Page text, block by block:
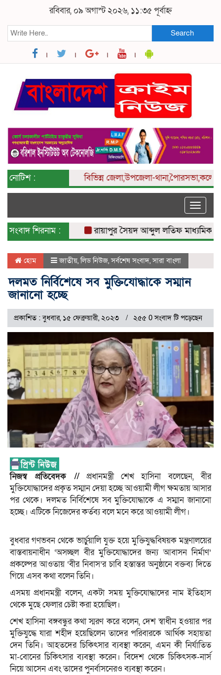
রবিবার, ০৯ অগাস্ট ২০২৬, ১১:৩৫ পূর্বাহ্ন
Search
নোটিশ : বিভিন্নজেলা,উপজেলা-থানা,পৈারসভা,কলেজ ও
Toggle
সংবাদ শিরনাম :
রায়াপুর সৈয়দ আব্দুল লতিফ মাধ্যমিক
হোম জাতীয়,লিড নিউজ,সর্বশেষ সংবাদ,সারা বাংলা
দলমত নির্বিশেষে সব মুক্তিযোদ্ধাকে সম্মান
জানানো হচ্ছে
প্রকাশিত : বুধবার, ১৫ ফেব্রুয়ারী, ২০২৩ ২৫৫ 0 সংবাদ টি পড়েছেন
নিজস্ব প্রতিবেদক //প্রধানমন্ত্রী শেখ হাসিনা বলেছেন, বীর
মুক্তিযোদ্ধাদের প্রকৃত সম্মান দেয়া হচ্ছে আওয়ামী লীগ ক্ষমতায় আসার
পর থেকে। দলমত নির্বিশেষে সব মুক্তিযোদ্ধাকে এ সম্মান জানানো
হচ্ছে। এটিকে নিজেদের কর্তব্য বলে মনে করে আওয়ামী লীগ।
বুধবার গণভবন থেকে ভার্চুয়ালি যুক্ত হয়ে মুক্তিযুদ্ধবিষয়ক মন্ত্রণালয়ের
বাস্তবায়নাধীন ‘অসচ্ছল বীর মুক্তিযোদ্ধাদের জন্য আবাসন নির্মাণ’
প্রকল্পের আওতায় ‘বীর নিবাস’র চাবি হস্তান্তর অনুষ্ঠানে বক্তব্য দিতে
গিয়ে এসব কথা বলেন তিনি।
এসময় প্রধানমন্ত্রী বলেন, একটা সময় মুক্তিযোদ্ধাদের নাম ইতিহাস
থেকে মুছে ফেলার চেষ্টা করা হয়েছিল।
শেখ হাসিনা বঙ্গবন্ধুর কথা স্মরণ করে বলেন, দেশ স্বাধীন হওয়ার পর
মুক্তিযুদ্ধে যারা শহীদ হয়েছিলেন তাদের পরিবারকে আর্থিক সহায়তা
দেন তিনি। আহতদের চিকিৎসার ব্যবস্থা করেন, এমন কী নির্যাতিত
মা-বোনের চিকিৎসার ব্যবস্থা করেন। বিদেশ থেকে চিকিৎসক-নার্স
নিয়ে আসেন এবং তাদের পুনর্বাসনেরও ব্যবস্থা করেন।